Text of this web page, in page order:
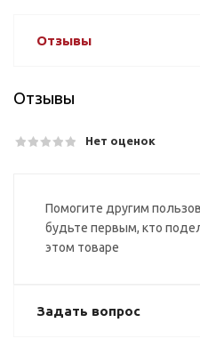
Отзывы
Отзывы
Нет оценок
Помогите другим
будьте первым, кто
этом товаре
Задать вопрос